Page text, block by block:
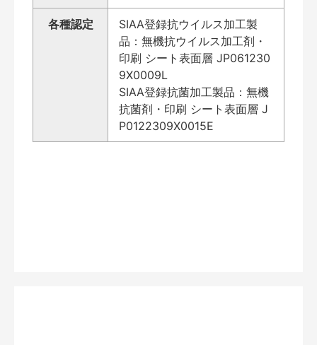
各種認定
SIAA登録抗ウイルス加工製
品：無機抗ウイルス加工剤・
印刷 シート表面層 JP061230
9X0009L
SIAA登録抗菌加工製品：無機
抗菌剤・印刷 シート表面層 J
P0122309X0015E